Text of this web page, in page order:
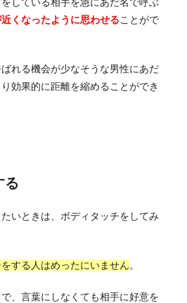
くなったように思わせることがで
れる機会が少なそうな男性にあだ
効果的に距離を縮めることができ
る
いときは、ボディタッチをしてみ
する人はめったにいません。
、言葉にしなくても相手に好意を